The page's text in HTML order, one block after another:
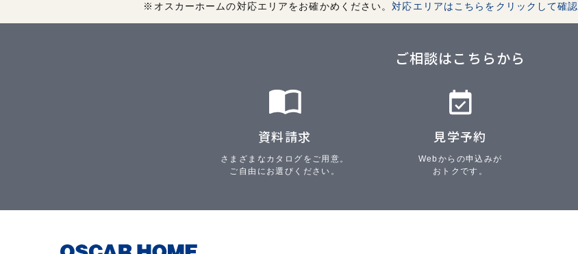
※オスカーホームの対応エリアをお確かめください。対応エリアはこちらをクリックして確認
ご相談はこちらから
資料請求
さまざまなカタログをご用意。
ご自由にお選びください。
見学予約
Webからの申込みが
おトクです。